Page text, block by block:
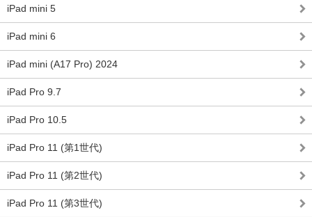
iPad mini 5
iPad mini 6
iPad mini (A17 Pro) 2024
iPad Pro 9.7
iPad Pro 10.5
iPad Pro 11 (第1世代)
iPad Pro 11 (第2世代)
iPad Pro 11 (第3世代)